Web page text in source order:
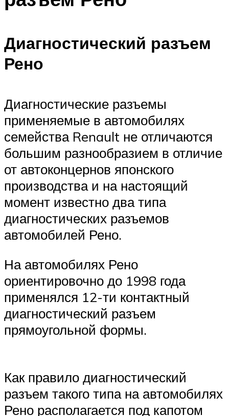
Диагностический разъем
Рено
Диагностические разъемы
применяемые в автомобилях
семейства Renault не отличаются
большим разнообразием в отличие
от автоконцернов японского
производства и на настоящий
момент известно два типа
диагностических разъемов
автомобилей Рено.
На автомобилях Рено
ориентировочно до 1998 года
применялся 12-ти контактный
диагностический разъем
прямоугольной формы.
Как правило диагностический
разъем такого типа на автомобилях
Рено располагается под капотом